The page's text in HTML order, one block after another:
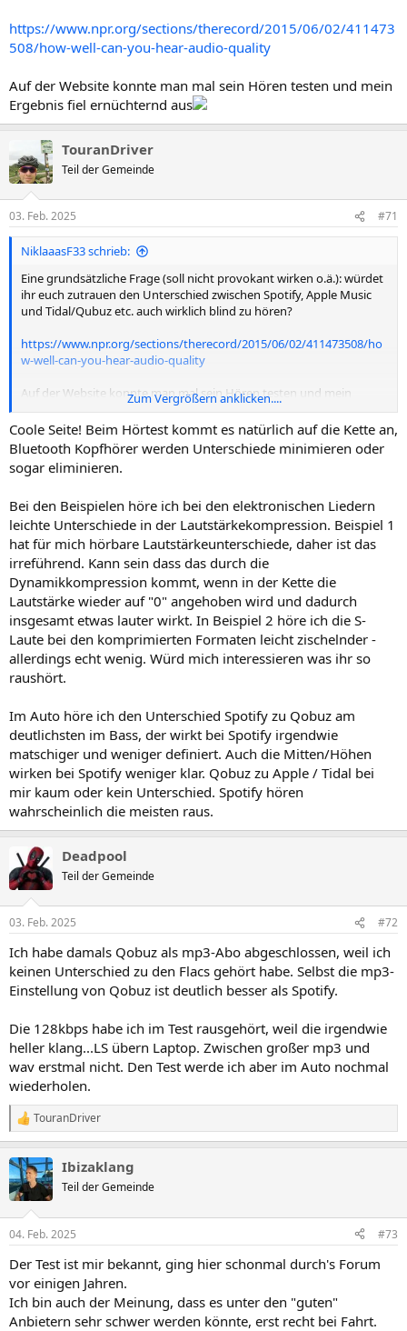
https://www.npr.org/sections/therecord/2015/06/02/411473
508/how-well-can-you-hear-audio-quality
Auf der Website konnte man mal sein Hören testen und mein
Ergebnis fiel ernüchternd aus
TouranDriver
Teil der Gemeinde
03. Feb. 2025 #71
NiklaaasF33 schrieb:
Eine grundsätzliche Frage (soll nicht provokant wirken o.ä.): würdet
ihr euch zutrauen den Unterschied zwischen Spotify, Apple Music
und Tidal/Qubuz etc. auch wirklich blind zu hören?
https://www.npr.org/sections/therecord/2015/06/02/411473508/ho
w-well-can-you-hear-audio-quality
Auf der Website konnte man mal sein Hören testen und mein
Ergebnis fiel ernüchternd aus
Zum Vergrößern anklicken....
Coole Seite! Beim Hörtest kommt es natürlich auf die Kette an,
Bluetooth Kopfhörer werden Unterschiede minimieren oder
sogar eliminieren.
Bei den Beispielen höre ich bei den elektronischen Liedern
leichte Unterschiede in der Lautstärkekompression. Beispiel 1
hat für mich hörbare Lautstärkeunterschiede, daher ist das
irreführend. Kann sein dass das durch die
Dynamikkompression kommt, wenn in der Kette die
Lautstärke wieder auf "0" angehoben wird und dadurch
insgesamt etwas lauter wirkt. In Beispiel 2 höre ich die S-
Laute bei den komprimierten Formaten leicht zischelnder -
allerdings echt wenig. Würd mich interessieren was ihr so
raushört.
Im Auto höre ich den Unterschied Spotify zu Qobuz am
deutlichsten im Bass, der wirkt bei Spotify irgendwie
matschiger und weniger definiert. Auch die Mitten/Höhen
wirken bei Spotify weniger klar. Qobuz zu Apple / Tidal bei
mir kaum oder kein Unterschied. Spotify hören
wahrscheinlich die meisten raus.
Deadpool
Teil der Gemeinde
03. Feb. 2025 #72
Ich habe damals Qobuz als mp3-Abo abgeschlossen, weil ich
keinen Unterschied zu den Flacs gehört habe. Selbst die mp3-
Einstellung von Qobuz ist deutlich besser als Spotify.
Die 128kbps habe ich im Test rausgehört, weil die irgendwie
heller klang...LS übern Laptop. Zwischen großer mp3 und
wav erstmal nicht. Den Test werde ich aber im Auto nochmal
wiederholen.
R
e
k
t
i
e
:
TouranDriver
Ibizaklang
Teil der Gemeinde
04. Feb. 2025 #73
Der Test ist mir bekannt, ging hier schonmal durch's Forum
vor einigen Jahren.
Ich bin auch der Meinung, dass es unter den "guten"
Anbietern sehr schwer werden könnte, erst recht bei Fahrt.